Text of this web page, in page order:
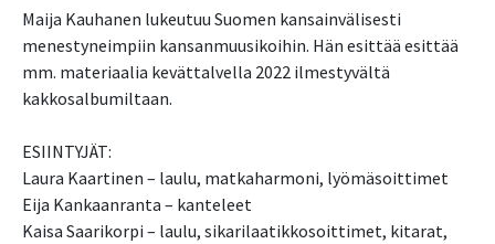
Maija Kauhanen lukeutuu Suomen kansainvälisesti
menestyneimpiin kansanmuusikoihin. Hän esittää esittää
mm. materiaalia kevättalvella 2022 ilmestyvältä
kakkosalbumiltaan.
ESIINTYJÄT:
Laura Kaartinen – laulu, matkaharmoni, lyömäsoittimet
Eija Kankaanranta – kanteleet
Kaisa Saarikorpi – laulu, sikarilaatikkosoittimet, kitarat,